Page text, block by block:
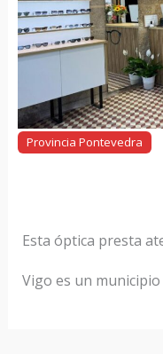
Provincia Pontevedra
Esta óptica presta
Vigo es un